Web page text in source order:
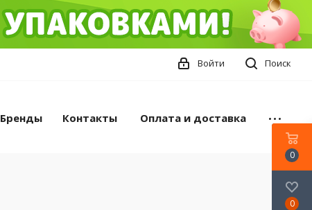
Поиск
Войти
Бренды Контакты Оплата и доставка
0
0